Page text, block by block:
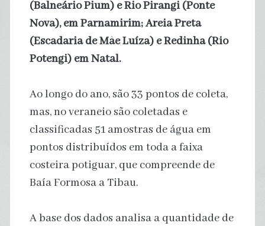
(Balneário Pium) e Rio Pirangi (Ponte
Nova), em Parnamirim; Areia Preta
(Escadaria de Mãe Luíza) e Redinha (Rio
Potengi) em Natal.
Ao longo do ano, são 33 pontos de coleta,
mas, no veraneio são coletadas e
classificadas 51 amostras de água em
pontos distribuídos em toda a faixa
costeira potiguar, que compreende de
Baía Formosa a Tibau.
A base dos dados analisa a quantidade de